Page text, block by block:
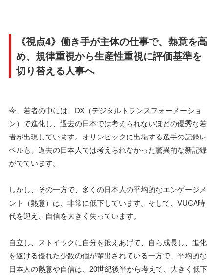
《視点4》働き手が主体の仕事で、熱意を高
め、規律重視から生産性重視に評価基準を
切り替える人事へ
今、若者の中には、DX（デジタルトランスフォーメーショ
ン）で進化し、過去の日本では考えられないほどの優秀な若
者が出現しています。オリンピックに出場する選手の記録レ
ベルも、過去の日本人では考えられなかった驚異的な新記録
がでています。
しかし、その一方で、多くの日本人の平均的なエンゲージメ
ント（熱意）は、非常に低下しています。そして、VUCA時
代を迎え、自信を大きく失っています。
自立し、ストイックに自分を鍛えあげて、自ら成長し、進化
を遂げる優れた少数の個が輩出されている一方で、平均的な
日本人の熱意や自信は、20世紀後半から考えて、大きく低下